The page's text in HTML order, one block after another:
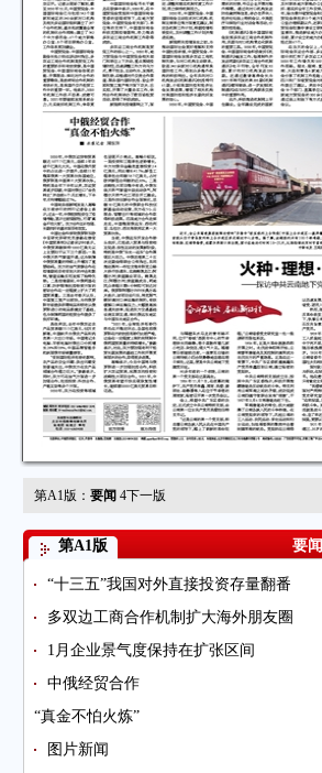
第A1版： 要闻 4下一版
第A1版 要闻
“十三五”我国对外直接投资存量翻番
多双边工商合作机制扩大海外朋友圈
1月企业景气度保持在扩张区间
中俄经贸合作
“真金不怕火炼”
图片新闻